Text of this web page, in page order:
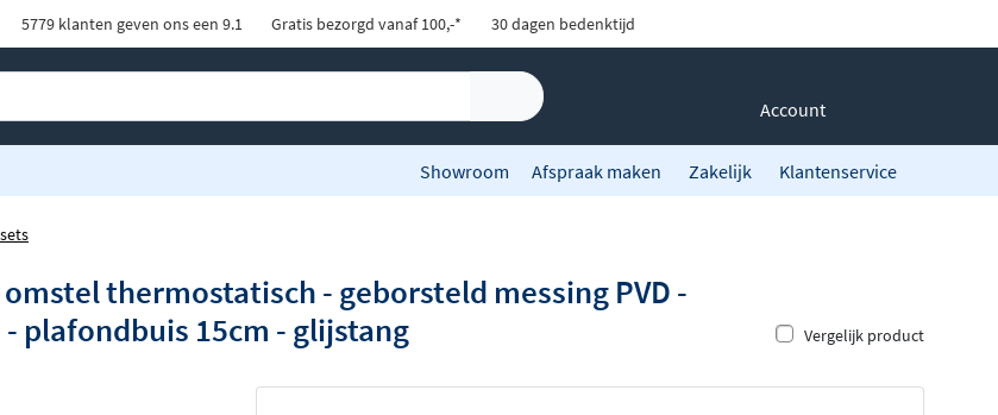
5779 klanten geven ons een 9.1 Gratis bezorgd vanaf 100,-* 30 dagen bedenktijd
Account
Showroom Afspraak maken Zakelijk Klantenservice
thermostatisch - geborsteld messing PVD -
plafondbuis 15cm - glijstang
Vergelijk product